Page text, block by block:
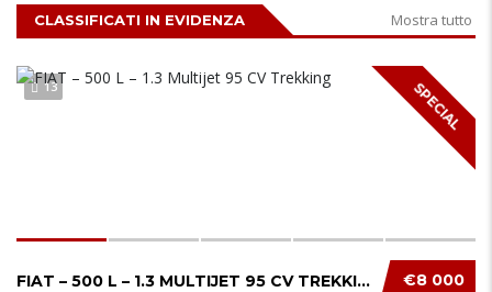
CLASSIFICATI IN EVIDENZA Mostra tutto
SPECIAL
13
€8 000
FIAT – 500 L – 1.3 MULTIJET 95 CV TREKKING...